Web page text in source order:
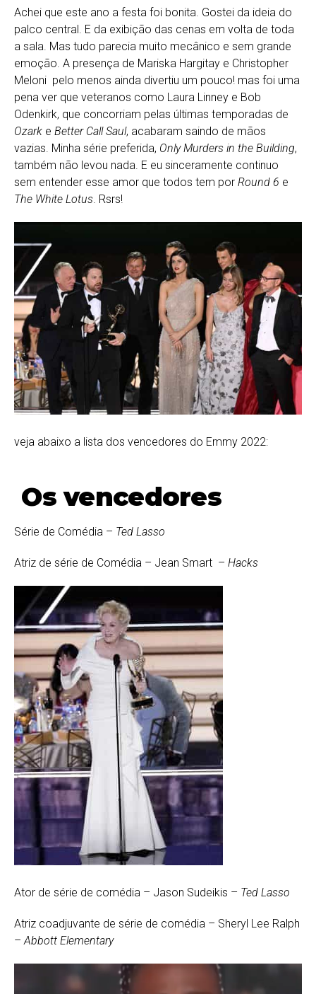
Achei que este ano a festa foi bonita. Gostei da ideia do
palco central. E da exibição das cenas em volta de toda
a sala. Mas tudo parecia muito mecânico e sem grande
emoção. A presença de Mariska Hargitay e Christopher
Meloni pelo menos ainda divertiu um pouco! mas foi uma
pena ver que veteranos como Laura Linney e Bob
Odenkirk, que concorriam pelas últimas temporadas de
Ozark e Better Call Saul, acabaram saindo de mãos
vazias. Minha série preferida, Only Murders in the Building,
também não levou nada. E eu sinceramente continuo
sem entender esse amor que todos tem por Round 6 e
The White Lotus. Rsrs!
veja abaixo a lista dos vencedores do Emmy 2022:
Os vencedores
Série de Comédia – Ted Lasso
Atriz de série de Comédia – Jean Smart – Hacks
Ator de série de comédia – Jason Sudeikis – Ted Lasso
Atriz coadjuvante de série de comédia – Sheryl Lee Ralph
–Abbott Elementary